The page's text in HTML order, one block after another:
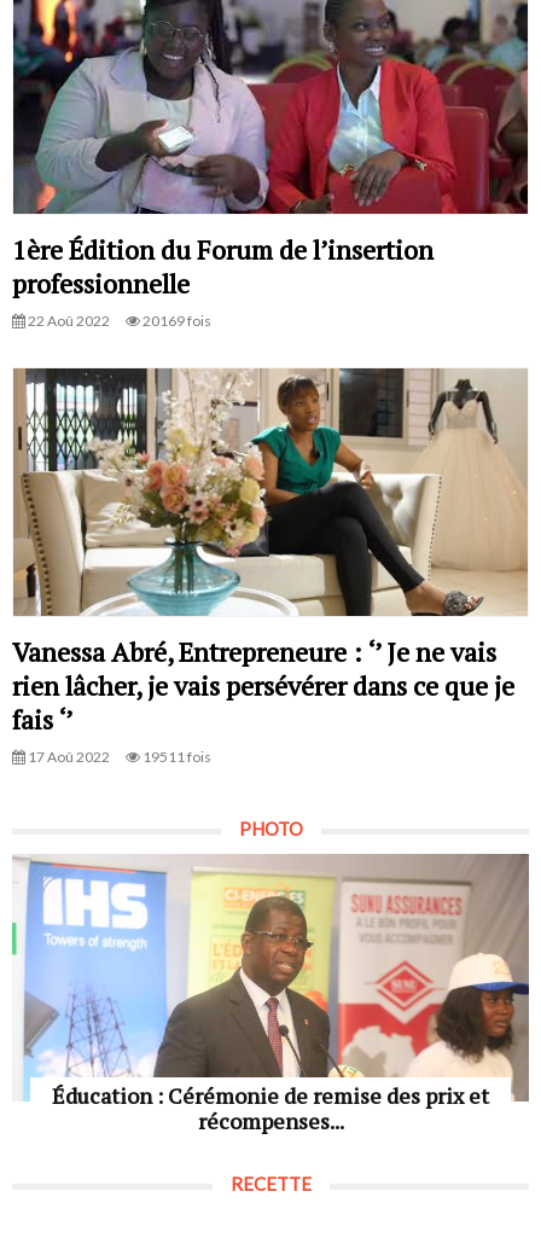
1ère Édition du Forum de l’insertion
professionnelle
22 Aoû 2022 20169 fois
Vanessa Abré, Entrepreneure : ‘’ Je ne vais
rien lâcher, je vais persévérer dans ce que je
fais ‘’
17 Aoû 2022 19511 fois
PHOTO
Éducation : Cérémonie de remise des prix et
récompenses...
RECETTE